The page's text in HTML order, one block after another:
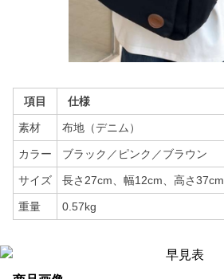
項目 仕様
素材 布地（デニム）
カラー ブラック／ピンク／ブラウン
サイズ 長さ27cm、幅12cm、高さ37cm
重量 0.57kg